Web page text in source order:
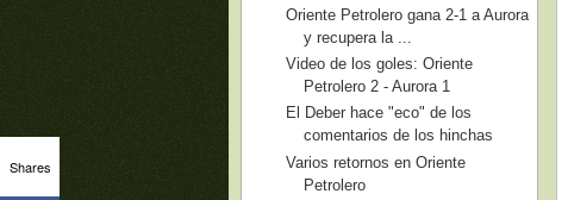
Oriente Petrolero gana 2-1 a Aurora
y recupera la ...
Video de los goles: Oriente
Petrolero 2 - Aurora 1
El Deber hace "eco" de los
comentarios de los hinchas
Varios retornos en Oriente
Petrolero
Shares